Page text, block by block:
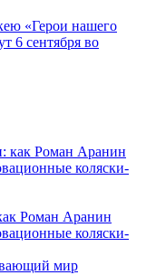
«Герои нашего
6 сентября во
Роман Аранин
коляски-